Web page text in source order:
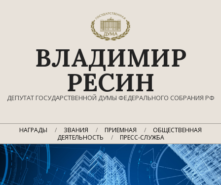
ВЛАДИМИР
РЕСИН
ДЕПУТАТ ГОСУДАРСТВЕННОЙ ДУМЫ ФЕДЕРАЛЬНОГО СОБРАНИЯ РФ
Главное
меню
НАГРАДЫ ЗВАНИЯ ПРИЕМНАЯ
ОБЩЕСТВЕННАЯ
ДЕЯТЕЛЬНОСТЬ
ПРЕСС-СЛУЖБА